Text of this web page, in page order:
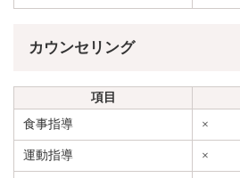
カウンセリング
項目
食事指導
×
運動指導 ×